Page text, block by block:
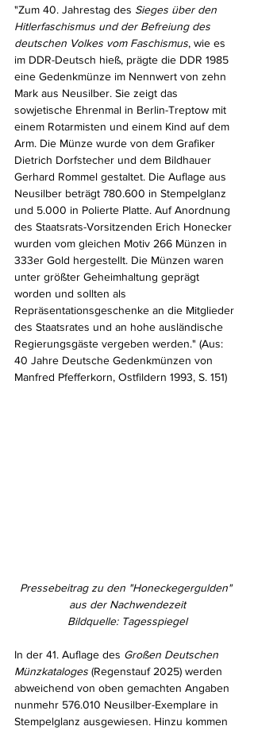
"Zum 40. Jahrestag des Sieges über den
Hitlerfaschismus und der Befreiung des
deutschen Volkes vom Faschismus, wie es
im DDR-Deutsch hieß, prägte die DDR 1985
eine Gedenkmünze im Nennwert von zehn
Mark aus Neusilber. Sie zeigt das
sowjetische Ehrenmal in Berlin-Treptow mit
einem Rotarmisten und einem Kind auf dem
Arm. Die Münze wurde von dem Grafiker
Dietrich Dorfstecher und dem Bildhauer
Gerhard Rommel gestaltet. Die Auflage aus
Neusilber beträgt 780.600 in Stempelglanz
und 5.000 in Polierte Platte. Auf Anordnung
des Staatsrats-Vorsitzenden Erich Honecker
wurden vom gleichen Motiv 266 Münzen in
333er Gold hergestellt. Die Münzen waren
unter größter Geheimhaltung geprägt
worden und sollten als
Repräsentationsgeschenke an die Mitglieder
des Staatsrates und an hohe ausländische
Regierungsgäste vergeben werden." (Aus:
40 Jahre Deutsche Gedenkmünzen von
Manfred Pfefferkorn, Ostfildern 1993, S. 151)
Pressebeitrag zu den "Honeckegergulden"
aus der Nachwendezeit
Bildquelle: Tagesspiegel
In der 41. Auflage des Großen Deutschen
Münzkataloges (Regenstauf 2025) werden
abweichend von oben gemachten Angaben
nunmehr 576.010 Neusilber-Exemplare in
Stempelglanz ausgewiesen. Hinzu kommen